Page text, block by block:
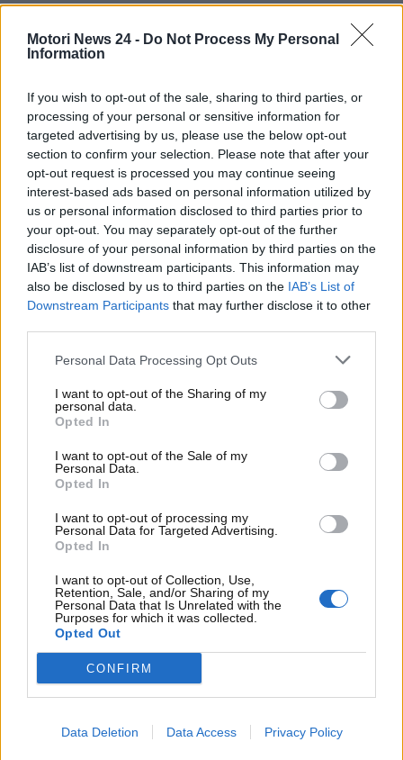
Motori News 24 - Do Not Process My Personal
Information
If you wish to opt-out of the sale, sharing to third parties, or
processing of your personal or sensitive information for
targeted advertising by us, please use the below opt-out
section to confirm your selection. Please note that after your
opt-out request is processed you may continue seeing
interest-based ads based on personal information utilized by
us or personal information disclosed to third parties prior to
your opt-out. You may separately opt-out of the further
disclosure of your personal information by third parties on the
IAB’s list of downstream participants. This information may
also be disclosed by us to third parties on the IAB’s List of
Downstream Participants that may further disclose it to other
Personal Data Processing Opt Outs
I want to opt-out of the Sharing of my
personal data.
Opted In
I want to opt-out of the Sale of my
Personal Data.
Opted In
I want to opt-out of processing my
Personal Data for Targeted Advertising.
Opted In
I want to opt-out of Collection, Use,
Retention, Sale, and/or Sharing of my
Personal Data that Is Unrelated with the
Purposes for which it was collected.
Opted Out
CONFIRM
Data Deletion Data Access Privacy Policy
Il risultato spaventoso delle
indagini
Durante la perquisizione, all’interno di una borsetta
da donna nascosta sotto il sedile dell’auto, sono stati
rinvenuti211 grammi lordi di cocaina,
confezionata sottovuoto in una busta di cellophane.
Questo quantitativo rappresenta una notevole
quantità di droga, indice di un’attività di spaccio ben
organizzata.
Le indagini si sono poi esteseall’abitazione della
coppia, dove sono stati trovati ulteriori 2,1 grammi
di cocaina, un bilancino di precisione e materiale per
dalla coppia. La donna ha assunto la piena
responsabilità del possesso della droga e del
materiale rinvenuto, mentre il marito è stato
denunciato in concorso.